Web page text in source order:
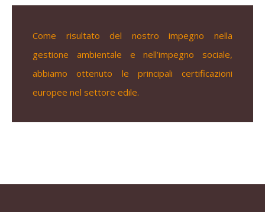
Come risultato del nostro impegno nella
gestione ambientale e nell’impegno sociale,
abbiamo ottenuto le principali certificazioni
europee nel settore edile.